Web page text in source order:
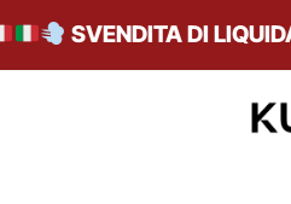
SVENDITA DI